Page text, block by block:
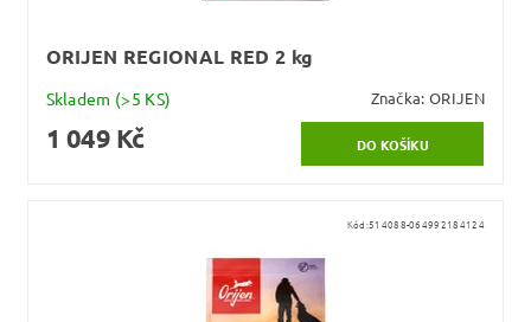
ORIJEN REGIONAL RED 2 kg
Skladem (>5 KS) Značka:ORIJEN
1 049 Kč
Kód:514088-064992184124